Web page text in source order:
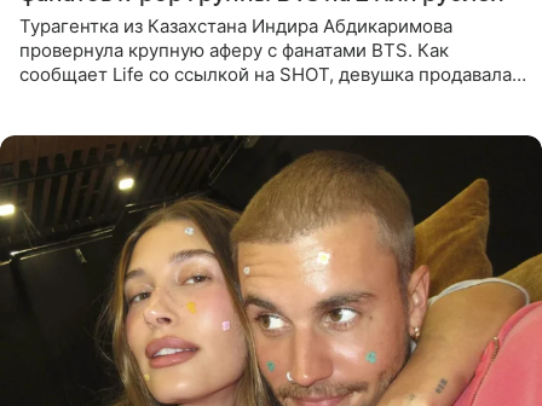
Турагентка из Казахстана Индира Абдикаримова
провернула крупную аферу с фанатами BTS. Как
сообщает Life со ссылкой на SHOT, девушка продавала